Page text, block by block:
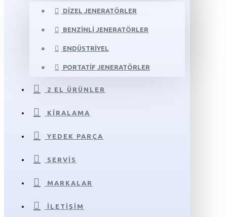
DIZEL JENERATÖRLER
BENZINLI JENERATÖRLER
ENDÜSTRIYEL
PORTATIF JENERATÖRLER
2 EL ÜRÜNLER
KIRALAMA
YEDEK PARÇA
SERVIS
MARKALAR
İLETIŞIM